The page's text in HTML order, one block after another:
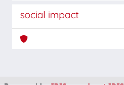
social impact